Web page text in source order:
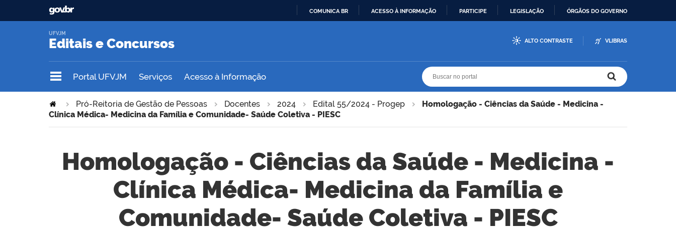
COMUNICA BR ACESSO À INFORMAÇÃO PARTICIPE LEGISLAÇÃO ÓRGÃOS DO GOVERNO
Editais e Concursos
UFVJM
ALTO CONTRASTE VLIBRAS
Portal UFVJM Serviços Acesso à Informação
Pró-Reitoria de Gestão de Pessoas Docentes 2024 Edital 55/2024 - Progep
Homologação - Ciências da Saúde - Medicina -
Clínica Médica- Medicina da Família e Comunidade- Saúde Coletiva - PIESC
Homologação - Ciências da Saúde - Medicina -
Clínica Médica- Medicina da Família e
Comunidade- Saúde Coletiva - PIESC